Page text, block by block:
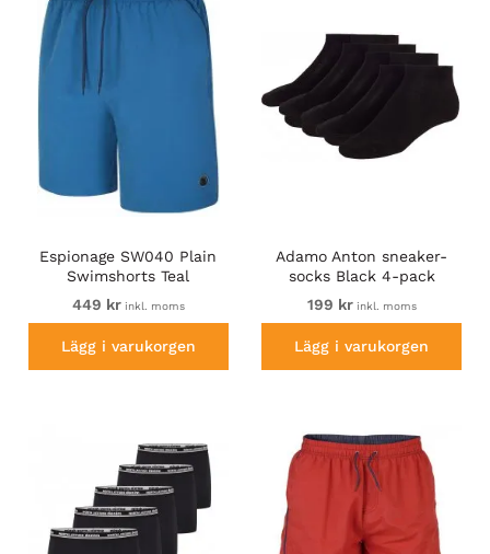
Espionage SW040 Plain
Swimshorts Teal
449 krinkl. moms
Lägg i varukorgen
Adamo Anton sneaker-
socks Black 4-pack
199 krinkl. moms
Lägg i varukorgen